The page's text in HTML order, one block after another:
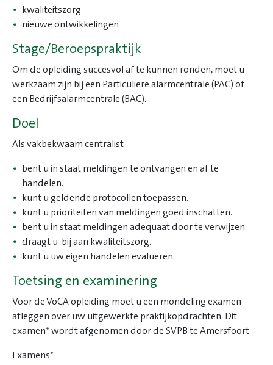
kwaliteitszorg
nieuwe ontwikkelingen
Stage/Beroepspraktijk
Om de opleiding succesvol af te kunnen ronden, moet u
werkzaam zijn bij een Particuliere alarmcentrale (PAC) of
een Bedrijfsalarmcentrale (BAC).
Doel
Als vakbekwaam centralist
bent u in staat meldingen te ontvangen en af te
handelen.
kunt u geldende protocollen toepassen.
kunt u prioriteiten van meldingen goed inschatten.
bent u in staat meldingen adequaat door te verwijzen.
draagt u bij aan kwaliteitszorg.
kunt u uw eigen handelen evalueren.
Toetsing en examinering
Voor de VoCA opleiding moet u een mondeling examen
afleggen over uw uitgewerkte praktijkopdrachten. Dit
examen* wordt afgenomen door de SVPB te Amersfoort.
Examens*